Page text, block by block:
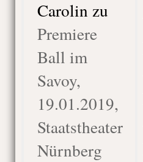
Carolin zu
Premiere
Ball im
Savoy,
19.01.2019,
Staatstheater
Nürnberg